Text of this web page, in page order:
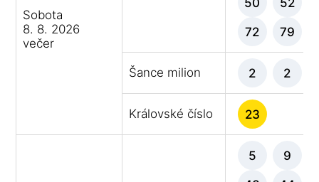
Sobota
8. 8. 2026
večer
72 79
Šance milion 2 2
Královské číslo 23
5 9